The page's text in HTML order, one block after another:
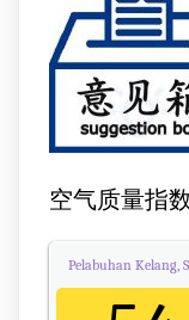
空气质量指
Pelabuhan Kelang,